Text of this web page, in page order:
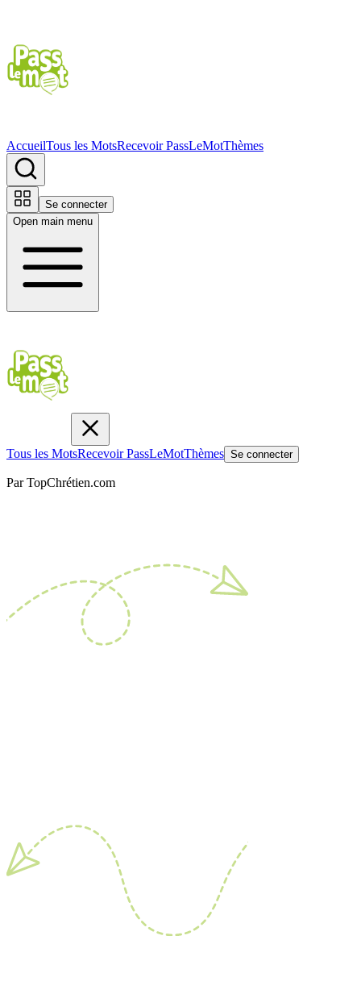
AccueilTous les MotsRecevoir PassLeMotThèmes
Se connecter
Open main menu
Tous les MotsRecevoir PassLeMotThèmes Se connecter
Par TopChrétien.com